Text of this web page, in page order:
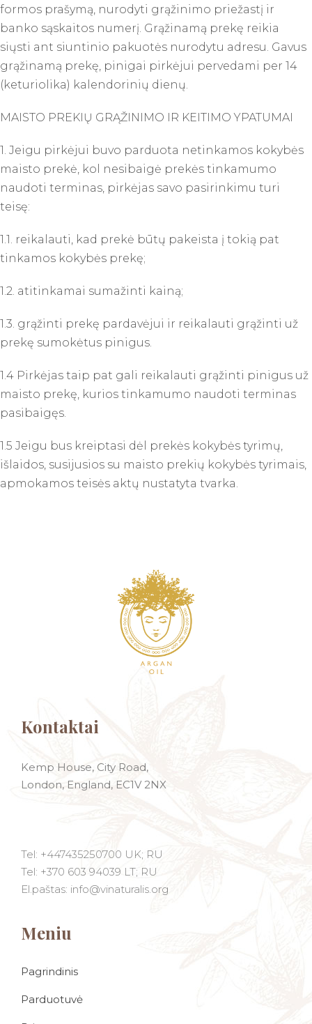
formos prašymą, nurodyti grąžinimo priežastį ir
banko sąskaitos numerį. Grąžinamą prekę reikia
siųsti ant siuntinio pakuotės nurodytu adresu. Gavus
grąžinamą prekę, pinigai pirkėjui pervedami per 14
(keturiolika) kalendorinių dienų.
MAISTO PREKIŲ GRĄŽINIMO IR KEITIMO YPATUMAI
1. Jeigu pirkėjui buvo parduota netinkamos kokybės
maisto prekė, kol nesibaigė prekės tinkamumo
naudoti terminas, pirkėjas savo pasirinkimu turi
teisę:
1.1. reikalauti, kad prekė būtų pakeista į tokią pat
tinkamos kokybės prekę;
1.2. atitinkamai sumažinti kainą;
1.3. grąžinti prekę pardavėjui ir reikalauti grąžinti už
prekę sumokėtus pinigus.
1.4 Pirkėjas taip pat gali reikalauti grąžinti pinigus už
maisto prekę, kurios tinkamumo naudoti terminas
pasibaigęs.
1.5 Jeigu bus kreiptasi dėl prekės kokybės tyrimų,
išlaidos, susijusios su maisto prekių kokybės tyrimais,
apmokamos teisės aktų nustatyta tvarka.
Kontaktai
Kemp House, City Road,
London, England, EC1V 2NX
Tel: +447435250700 UK; RU
Tel: +370 603 94039 LT; RU
El.paštas: info@vinaturalis.org
Meniu
Pagrindinis
Parduotuvė